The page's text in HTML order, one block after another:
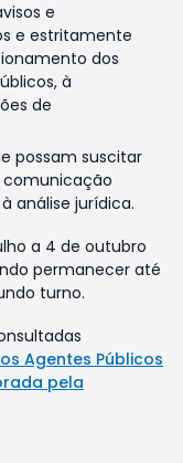
e
e estritamente
dos
à
de
possam suscitar
comunicação
análise jurídica.
a 4 de outubro
permanecer até
turno.
Agentes Públicos
pela